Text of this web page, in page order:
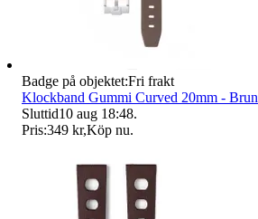
Badge på objektet:Fri frakt
Klockband Gummi Curved 20mm - Brun
Sluttid10 aug 18:48.
Pris:349 kr,Köp nu.